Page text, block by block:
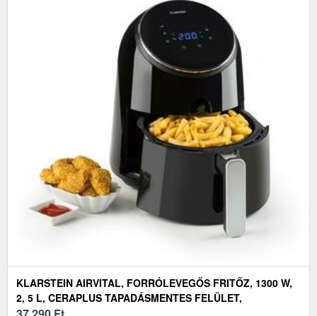
KLARSTEIN AIRVITAL, FORRÓLEVEGŐS FRITŐZ, 1300 W,
2, 5 L, CERAPLUS TAPADÁSMENTES FELÜLET,
ÉRINTÉSVEZÉRLÉS, FEKETE